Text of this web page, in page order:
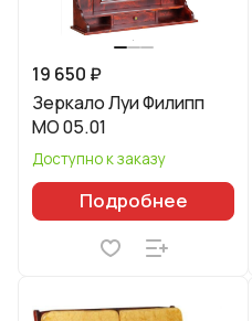
19 650 ₽
Зеркало Луи Филипп
МО 05.01
Доступно к заказу
Подробнее